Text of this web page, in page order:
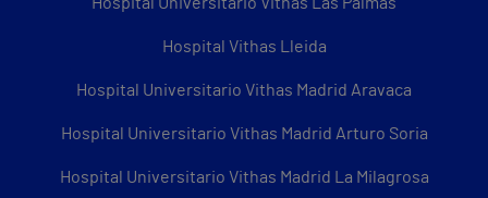
Hospital Vithas Lleida
Hospital Universitario Vithas Madrid Aravaca
Hospital Universitario Vithas Madrid Arturo Soria
Hospital Universitario Vithas Madrid La Milagrosa